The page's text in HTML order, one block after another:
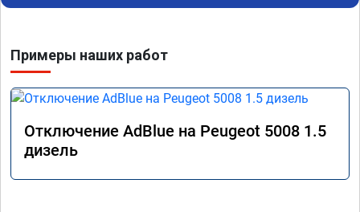
Примеры наших работ
Отключение AdBlue на Peugeot 5008 1.5
дизель